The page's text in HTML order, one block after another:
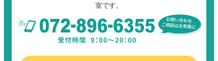
室です。